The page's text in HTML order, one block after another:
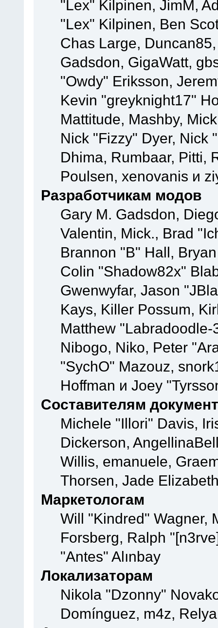
"Lex" Kilpinen, JimM,
"Lex" Kilpinen, Ben
Chas Large,
Gadsdon, GigaWatt,
"Owdy" Eriksson,
Kevin "greyknight17"
Mattitude, Mashby,
Nick "Fizzy" Dyer, Nick
Dhima, Rumbaar, Pitti,
Poulsen, xenovanis и
Разработчикам модов
Gary M. Gadsdon,
Valentin, Mick., Brad
Brannon "B" Hall,
Colin "Shadow82x"
Gwenwyfar, Jason
Kays, Killer Possum,
Matthew
Nibogo, Niko, Peter
"SychO" Mazouz,
Hoffman и Joey
Составителям
Michele "Illori" Davis,
Dickerson,
Willis, emanuele,
Thorsen, Jade
Маркетологам
Will "Kindred" Wagner,
Forsberg, Ralph
"Antes" Alınbay
Локализаторам
Nikola "Dzonny"
Domínguez, m4z,